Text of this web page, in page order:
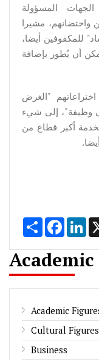
المسؤولة
واحتضانهم، مشيرا
للمكفوفين أيضا،
أن يُطور بإضافة
"الغرض
وظيفة"، إلى شيء
لخدمة أكبر قطاع من
Share
Academic
Cultural Figures
Business